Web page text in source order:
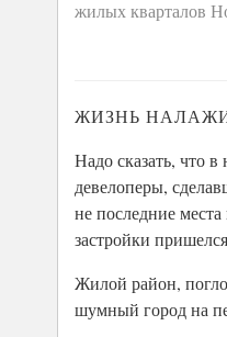
жилых кварталов
ЖИЗНЬ
Надо сказать, что
девелоперы,
не последние
застройки
Жилой район,
шумный город на